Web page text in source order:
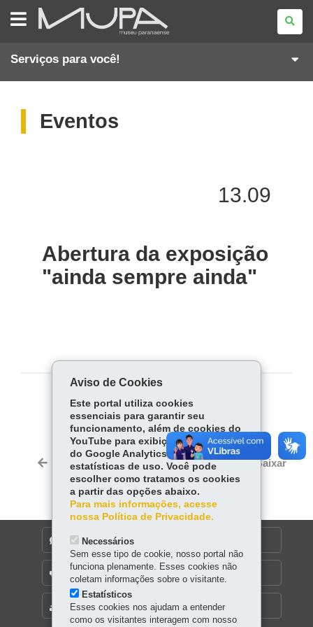
MUSEU
PARANAENSE
Serviços para você!
Eventos
13.09
Abertura da exposição
"ainda sempre ainda"
COMPARTILHE:
Fa
ce
bo
ok
Tw
itt
er
W
ha
ts
Ap
Voltar Início Imprimir Baixar
MAPA DO SITE
DENUNCIE CORRUPÇÃO
OUVIDORIA
Aviso de Cookies
Este portal utiliza cookies
essenciais para garantir seu
funcionamento, além de cookies do
YouTube para exibição de vídeos e
do Google Analytics para coleta de
estatísticas de uso. Você pode
escolher como tratamos os cookies
a partir das opções abaixo.
Para mais informações, acesse
nossa Política de Privacidade.
Necessários
Sem esse tipo de cookie, nosso portal não
funciona plenamente. Esses cookies não
coletam informações sobre o visitante.
Estatísticos
Esses cookies nos ajudam a entender
como os visitantes interagem com nosso